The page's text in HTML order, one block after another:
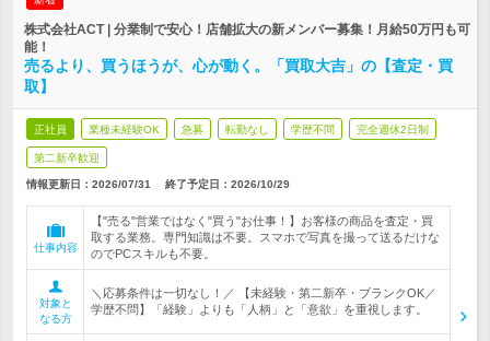
株式会社ACT | 分業制で安心！店舗拡大の新メンバー募集！月給50万円も可
能！
売るより、買うほうが、心が動く。「買取大吉」の【査定・買
取】
正社員 業種未経験OK 急募 転勤なし 学歴不問 完全週休2日制
第二新卒歓迎
情報更新日：2026/07/31 終了予定日： 2026/10/29
仕事内容
【"売る"営業ではなく"買う"お仕事！】お客様の商品を査定・買
取する業務。専門知識は不要。スマホで写真を撮って送るだけな
のでPCスキルも不要。
対象と
なる方
＼応募条件は一切なし！／ 【未経験・第二新卒・ブランクOK／
学歴不問】「経験」よりも「人柄」と「意欲」を重視します。